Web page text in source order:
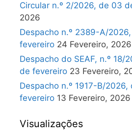
Circular n.º 2/2026, de 03
2026
Despacho n.º 2389-A/
fevereiro 24 Fevereiro, 2026
Despacho do SEAF, n.º 18/
de fevereiro 23 Fevereiro,
Despacho n.º 1917-B/2026,
fevereiro 13 Fevereiro, 2026
Visualizações